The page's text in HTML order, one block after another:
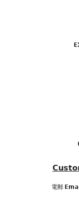
電郵